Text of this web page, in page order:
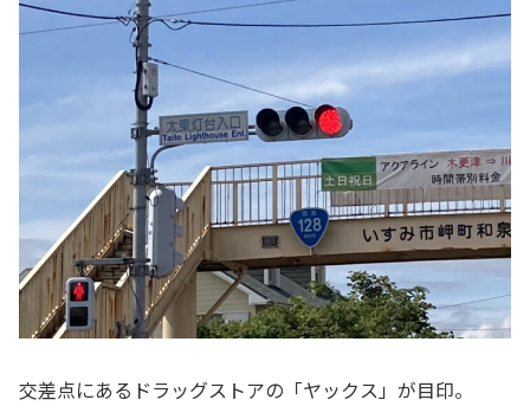
交差点にあるドラッグストアの「ヤックス」が目印。